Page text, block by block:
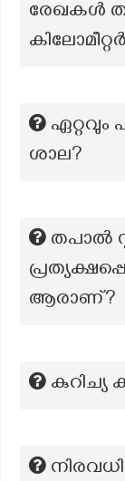
രേഖകൾ
ഏറ്റവും
ശാല?
തപാൽ
ആരാണ്?
കുറിച്യ